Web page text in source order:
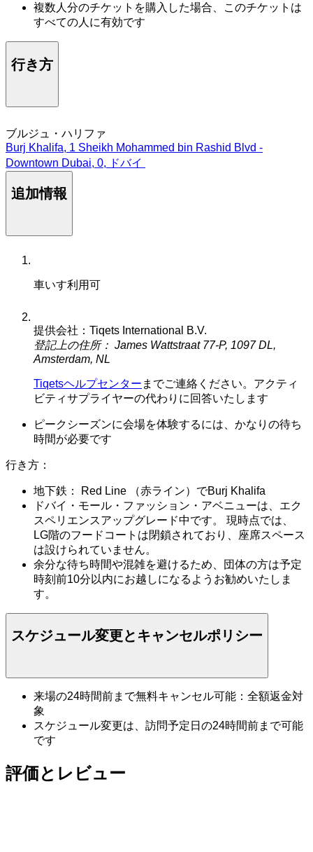
複数人分のチケットを購入した場合、このチケットは
すべての人に有効です
行き方
ブルジュ・ハリファ
Burj Khalifa, 1 Sheikh Mohammed bin Rashid Blvd -
Downtown Dubai, 0, ドバイ
追加情報
車いす利用可
提供会社：Tiqets International B.V.
登記上の住所： James Wattstraat 77-P, 1097 DL,
Amsterdam, NL
Tiqetsヘルプセンター までご連絡ください。アクティ
ビティサプライヤーの代わりに回答いたします
ピークシーズンに会場を体験するには、かなりの待ち
時間が必要です
行き方：
地下鉄： Red Line （赤ライン）でBurj Khalifa
ドバイ・モール・ファッション・アベニューは、エク
スペリエンスアップグレード中です。 現時点では、
LG階のフードコートは閉鎖されており、座席スペース
は設けられていません。
余分な待ち時間や混雑を避けるため、団体の方は予定
時刻前10分以内にお越しになるようお勧めいたしま
す。
スケジュール変更とキャンセルポリシー
来場の24時間前まで無料キャンセル可能：全額返金対
象
スケジュール変更は、訪問予定日の24時間前まで可能
です
評価とレビュー